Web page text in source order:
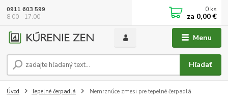
Menu
Hľadať
0911 603 599
8:00 - 17:00
0 ks
za 0,00 €
Úvod Tepelné čerpadlá Nemrznúce zmesi pre tepelné čerpadlá